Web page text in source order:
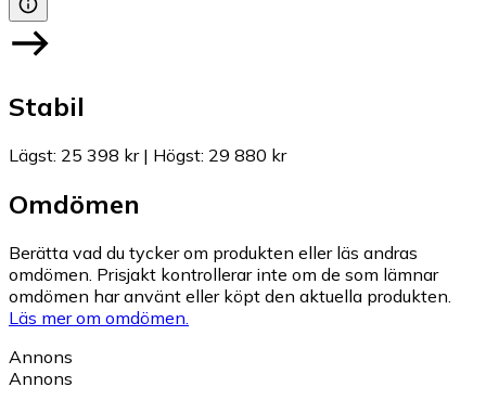
Stabil
Lägst: 25 398 kr| Högst: 29 880 kr
Omdömen
Berätta vad du tycker om produkten eller läs andras
omdömen. Prisjakt kontrollerar inte om de som lämnar
omdömen har använt eller köpt den aktuella produkten.
Läs mer om omdömen.
Annons
Annons